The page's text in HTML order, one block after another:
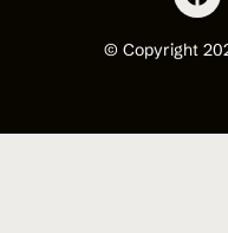
© Copyright